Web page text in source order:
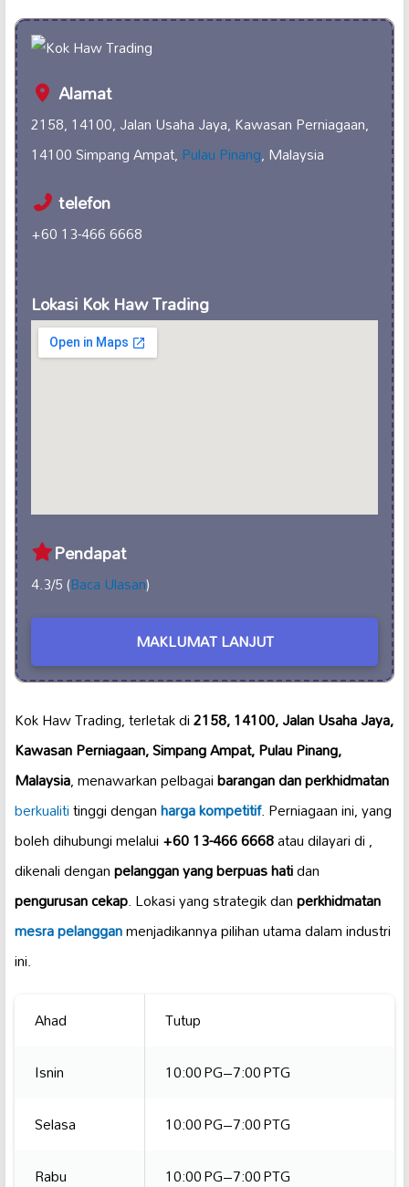
Alamat
2158, 14100, Jalan Usaha Jaya, Kawasan Perniagaan,
14100 Simpang Ampat,Pulau Pinang, Malaysia
telefon
+60 13-466 6668
Lokasi Kok Haw Trading
Pendapat
4.3/5 (Baca Ulasan)
MAKLUMAT LANJUT
Kok Haw Trading, terletak di2158, 14100, Jalan Usaha Jaya,
Kawasan Perniagaan, Simpang Ampat, Pulau Pinang,
Malaysia, menawarkan pelbagaibarangan dan perkhidmatan
berkualititinggi denganharga kompetitif. Perniagaan ini, yang
boleh dihubungi melalui+60 13-466 6668atau dilayari di,
dikenali denganpelanggan yang berpuas hatidan
pengurusan cekap. Lokasi yang strategik danperkhidmatan
mesra pelangganmenjadikannya pilihan utama dalam industri
ini.
Ahad
Tutup
Isnin
10:00 PG–7:00 PTG
Selasa
10:00 PG–7:00 PTG
Rabu
10:00 PG–7:00 PTG